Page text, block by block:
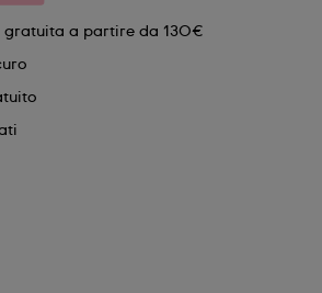
gratuita a partire da 130€